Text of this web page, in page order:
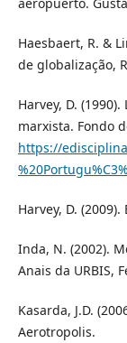
Haesbaert, R. &
de globalização,
Harvey, D.
marxista. Fondo
https://
Harvey, D.
Inda, N. (2002).
Anais da URBIS,
Kasarda, J.D.
Aerotropolis.